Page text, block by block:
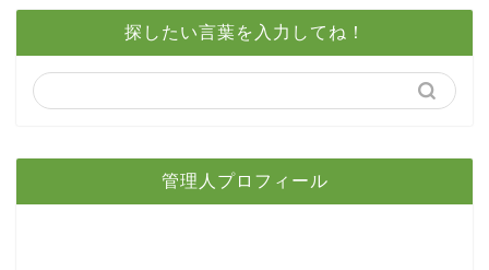
探したい言葉を入力してね！
管理人プロフィール